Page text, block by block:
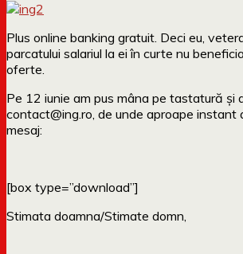
Plus online banking gratuit. Deci eu,
parcatului salariul la ei în curte nu
oferte.
Pe 12 iunie am pus mâna pe tastatură și
contact@ing.ro, de unde aproape instant
mesaj:
[box type=”download”]
Stimata doamna/Stimate domn,